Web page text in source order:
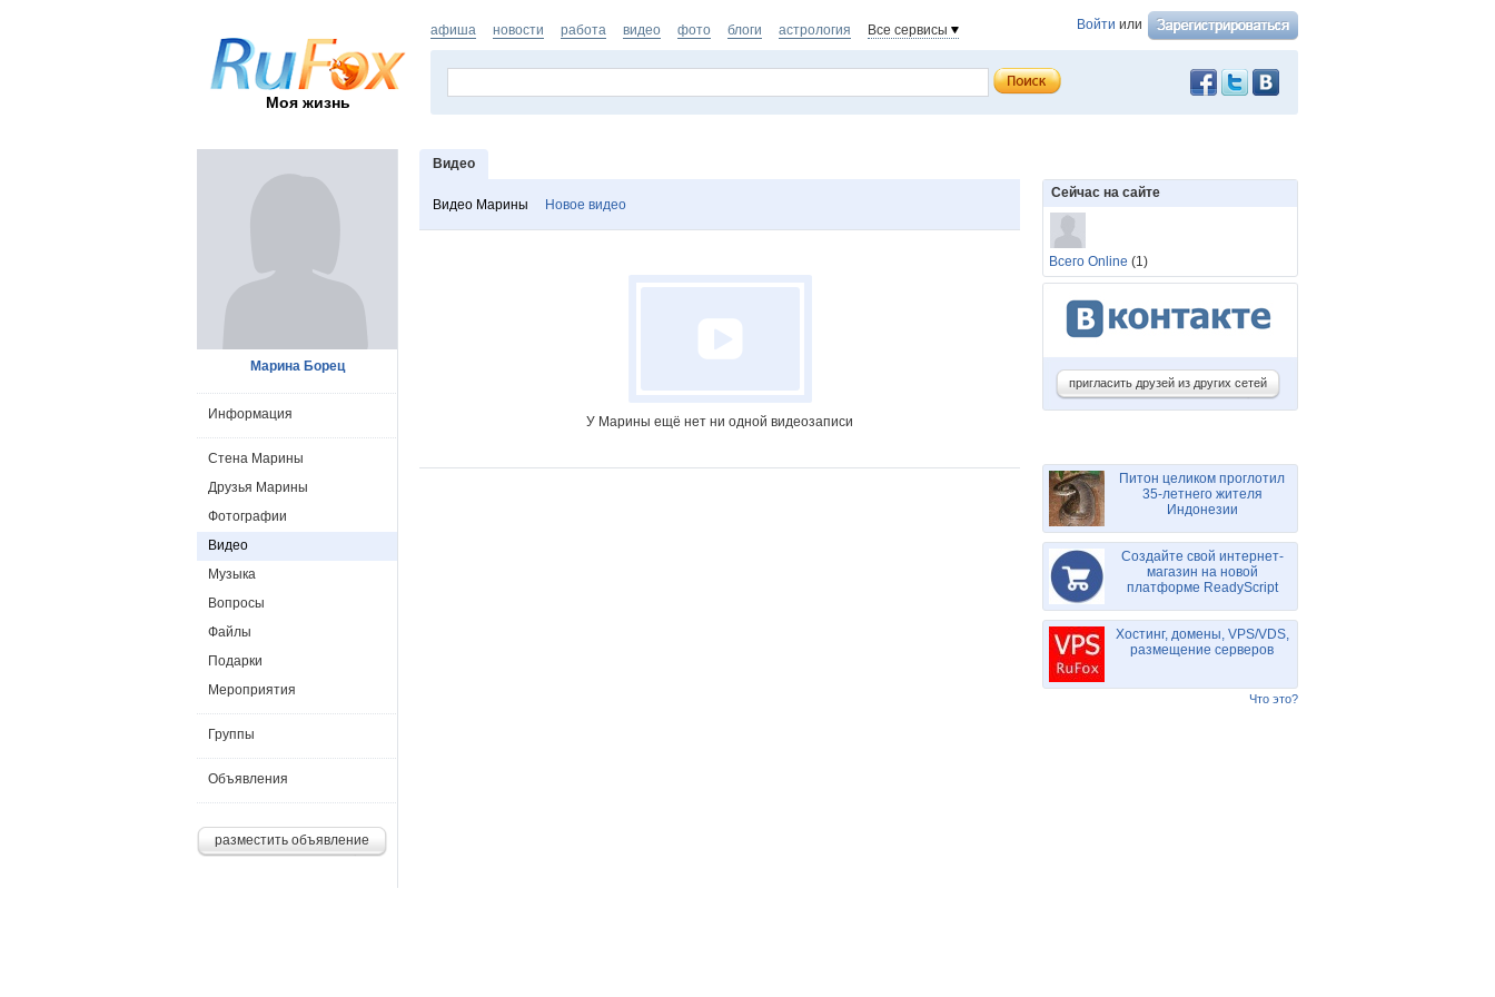
Моя жизнь
Войти или
афиша новости работа видео фото блоги астрология Все сервисы
Видео
Видео Марины Новое видео
У Марины ещё нет ни одной видеозаписи
Марина Борец
Информация
Стена Марины
Друзья Марины
Фотографии
Видео
Музыка
Вопросы
Файлы
Подарки
Мероприятия
Группы
Объявления
разместить объявление
Сейчас на сайте
Всего Online (1)
пригласить друзей из других сетей
Питон целиком проглотил
35-летнего жителя
Индонезии
Создайте свой интернет-
магазин на новой
платформе ReadyScript
Хостинг, домены, VPS/VDS,
размещение серверов
Что это?